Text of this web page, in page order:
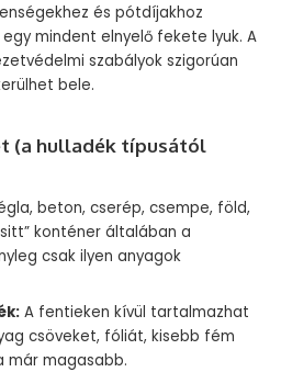
és pótdíjakhoz
mindent elnyelő fekete lyuk. A
szabályok szigorúan
bele.
(a hulladék típusától
beton, cserép, csempe, föld,
konténer általában a
csak ilyen anyagok
A fentieken kívül tartalmazhat
csöveket, fóliát, kisebb fém
már magasabb.